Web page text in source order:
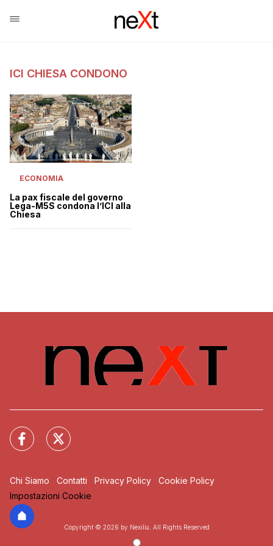
ICI CHIESA CONDONO
ECONOMIA
La pax fiscale del governo
Lega-M5S condona l’ICI alla
Chiesa
Chi Siamo Contatti Privacy Policy
Cookie Policy
Impostazioni Cookie
Copyright © 2026 by Nexilia. All Rights Reserved